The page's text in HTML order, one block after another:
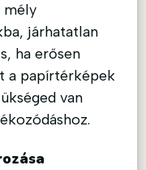
mély
járhatatlan
ha erősen
a papírtérképek
van